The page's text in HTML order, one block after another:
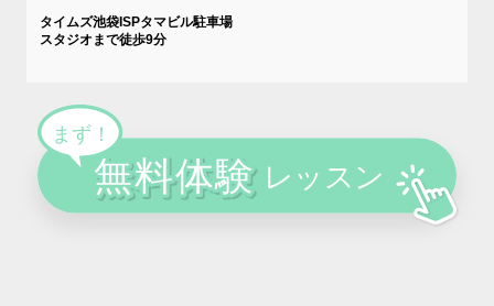
タイムズ池袋ISPタマビル駐車場
スタジオまで徒歩9分